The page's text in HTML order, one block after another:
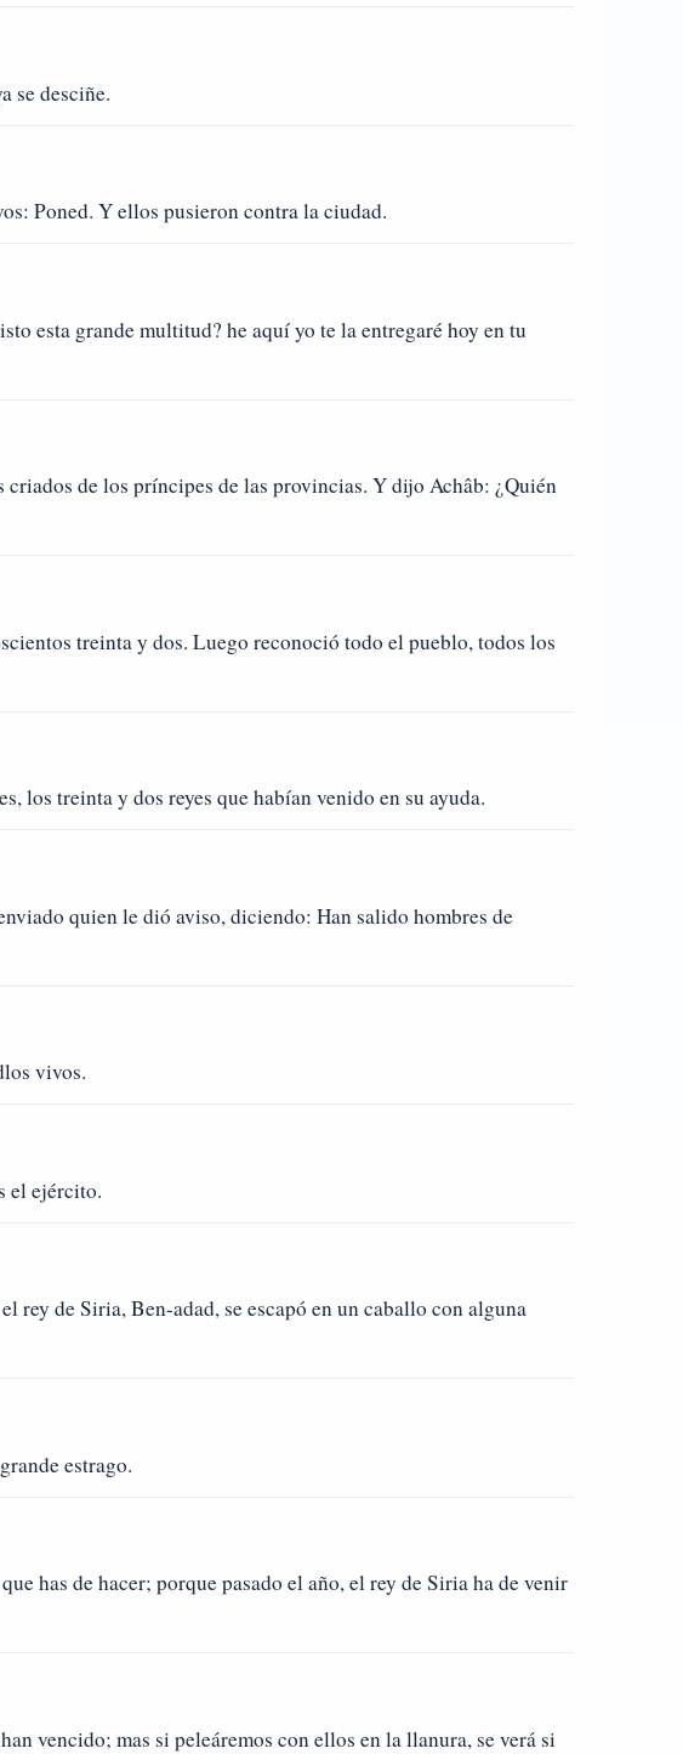
se desciñe.
Poned. Y ellos pusieron contra la ciudad.
esta grande multitud? he aquí yo te la entregaré hoy en tu
de los príncipes de las provincias. Y dijo Achâb: ¿Quién
treinta y dos. Luego reconoció todo el pueblo, todos los
los treinta y dos reyes que habían venido en su ayuda.
quien le dió aviso, diciendo: Han salido hombres de
vivos.
el ejército.
de Siria, Ben-adad, se escapó en un caballo con alguna
estrago.
has de hacer; porque pasado el año, el rey de Siria ha de venir
vencido; mas si peleáremos con ellos en la llanura, se verá si